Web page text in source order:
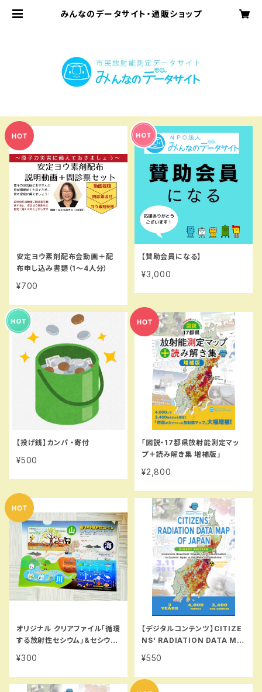
みんなのデータサイト・通販ショップ
安定ヨウ素剤配布会動画＋配
布申し込み書類（1〜4人分）
¥700
【賛助会員になる】
¥3,000
【投げ銭】カンパ ・寄付
¥500
「図説・17都県放射能測定マッ
プ＋読み解き集 増補版」
¥2,800
オリジナル クリアファイル「循環
する放射性セシウム」&セシウム
¥300
【デジタルコンテンツ】CITIZE
NS' RADIATION DATA MA
Movement Reveals Soil C
ontamination in Eastern
Japan in the Wake of Fuk
¥550